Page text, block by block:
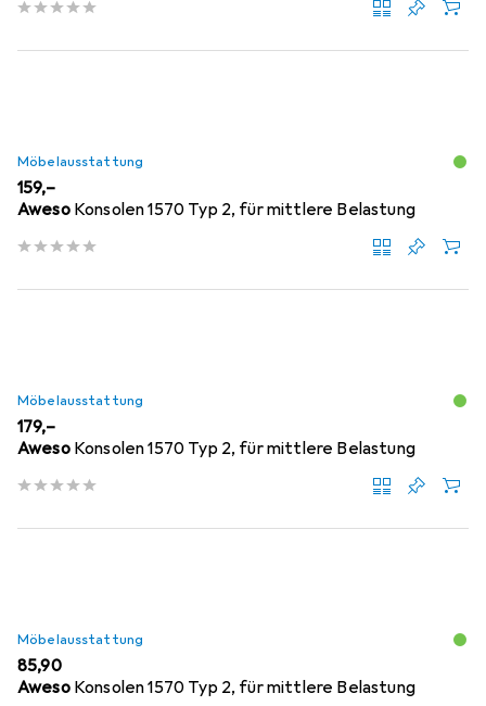
Möbelausstattung
EUR
159,–
Aweso Konsolen 1570 Typ 2, für mittlere Belastung
Möbelausstattung
EUR
179,–
Aweso Konsolen 1570 Typ 2, für mittlere Belastung
Möbelausstattung
EUR
85,90
Aweso Konsolen 1570 Typ 2, für mittlere Belastung